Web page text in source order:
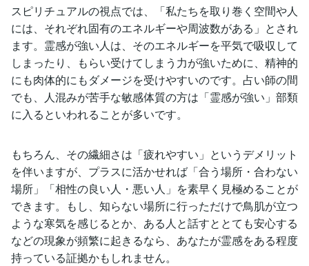
スピリチュアルの視点では、「私たちを取り巻く空間や人
には、それぞれ固有のエネルギーや周波数がある」とされ
ます。霊感が強い人は、そのエネルギーを平気で吸収して
しまったり、もらい受けてしまう力が強いために、精神的
にも肉体的にもダメージを受けやすいのです。占い師の間
でも、人混みが苦手な敏感体質の方は「霊感が強い」部類
に入るといわれることが多いです。
もちろん、その繊細さは「疲れやすい」というデメリット
を伴いますが、プラスに活かせれば「合う場所・合わない
場所」「相性の良い人・悪い人」を素早く見極めることが
できます。もし、知らない場所に行っただけで鳥肌が立つ
ような寒気を感じるとか、ある人と話すととても安心する
などの現象が頻繁に起きるなら、あなたが霊感をある程度
持っている証拠かもしれません。